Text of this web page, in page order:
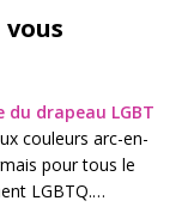
drapeau LGBT
couleurs arc-en-
pour tous le
LGBTQ.…